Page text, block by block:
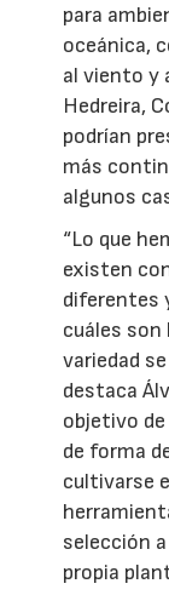
para
oceánica,
al viento y
Hedreira,
podrían
más
algunos
“Lo que
existen
diferentes
cuáles son
variedad
destaca
objetivo
de forma
cultivarse
selección
propia